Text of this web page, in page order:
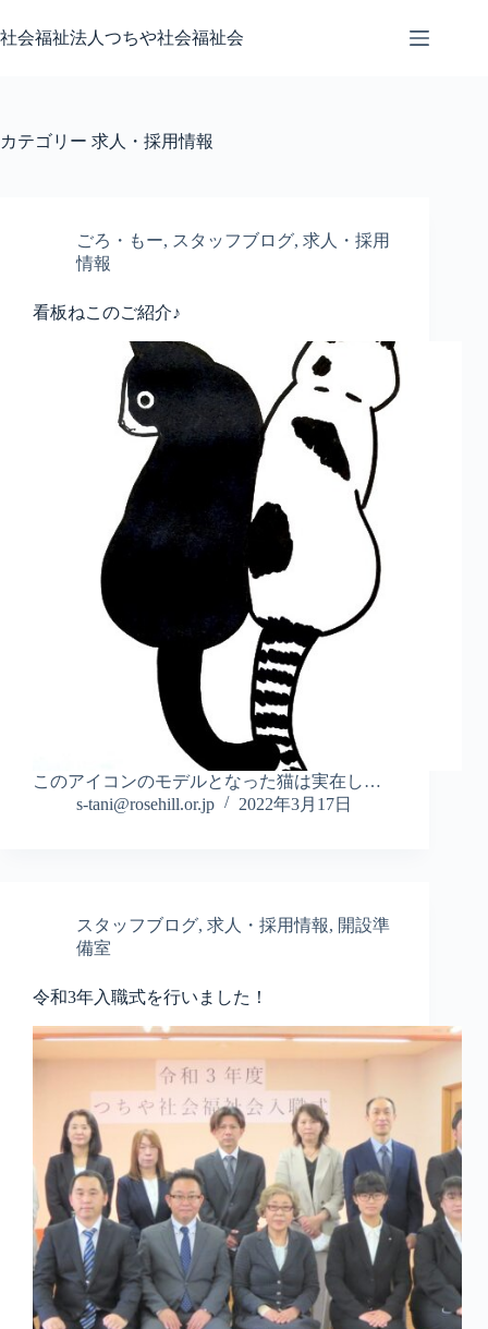
ン
ス
社会福祉法人つちや社会福祉会
カテゴリー 求人・採用情報
ごろ・もー, スタッフブログ, 求人・採用
情報
看板ねこのご紹介♪
このアイコンのモデルとなった猫は実在し…
s-tani@rosehill.or.jp
2022年3月17日
スタッフブログ, 求人・採用情報, 開設準
備室
令和3年入職式を行いました！